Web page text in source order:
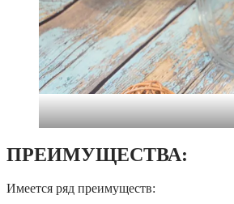
ПРЕИМУЩЕСТВА:
Имеется ряд преимуществ: